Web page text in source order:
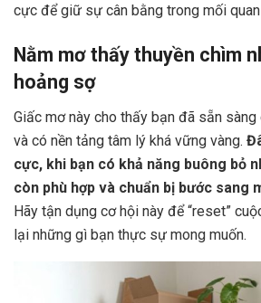
cực để giữ sự cân bằng trong mối quan
Nằm mơ thấy thuyền chìm
hoảng sợ
Giấc mơ này cho thấy bạn đã sẵn
và có nền tảng tâm lý khá vững vàng.
cực, khi bạn có khả năng buông bỏ
còn phù hợp và chuẩn bị bước sang
Hãy tận dụng cơ hội này để “reset”
lại những gì bạn thực sự mong muốn.